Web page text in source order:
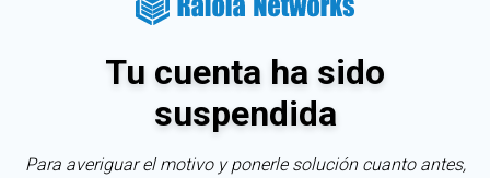
Tu cuenta ha sido
suspendida
Para averiguar el motivo y ponerle solución cuanto antes,